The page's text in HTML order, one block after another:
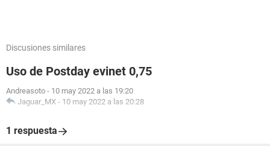
Discusiones similares
Uso de Postday evinet 0,75
Andreasoto - 10 may 2022 a las 19:20
Jaguar_MX - 10 may 2022 a las 20:28
1 respuesta